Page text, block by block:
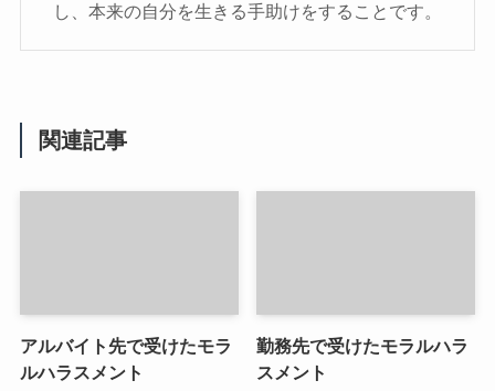
し、本来の自分を生きる手助けをすることです。
関連記事
アルバイト先で受けたモラ
ルハラスメント
勤務先で受けたモラルハラ
スメント